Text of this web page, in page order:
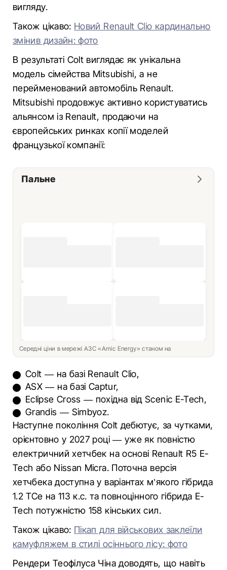
вигляду.
Також цікаво: Новий Renault Clio кардинально
змінив дизайн: фото
В результаті Colt виглядає як унікальна
модель сімейства Mitsubishi, а не
перейменований автомобіль Renault.
Mitsubishi продовжує активно користуватись
альянсом із Renault, продаючи на
європейських ринках копії моделей
французької компанії:
Пальне
Середні ціни в мережі АЗС «Amic Energy» станом на
Colt — на базі Renault Clio,
ASX — на базі Captur,
Eclipse Cross — похідна від Scenic E-Tech,
Grandis — Simbyoz.
Наступне покоління Colt дебютує, за чутками,
орієнтовно у 2027 році — уже як повністю
електричний хетчбек на основі Renault R5 E-
Tech або Nissan Micra. Поточна версія
хетчбека доступна у варіантах м’якого гібрида
1.2 TCe на 113 к.с. та повноцінного гібрида E-
Tech потужністю 158 кінських сил.
Також цікаво: Пікап для військових заклеїли
камуфляжем в стилі осіннього лісу: фото
Рендери Теофілуса Чіна доводять, що навіть